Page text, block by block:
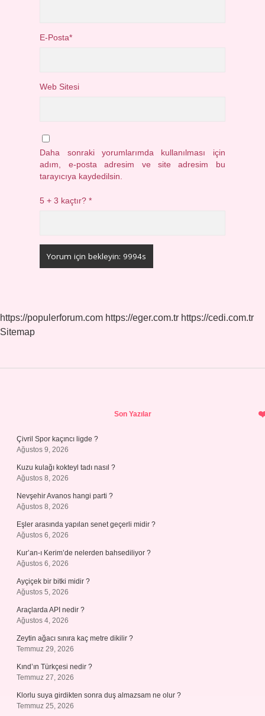
E-Posta*
Web Sitesi
Daha sonraki yorumlarımda kullanılması için
adım, e-posta adresim ve site adresim bu
tarayıcıya kaydedilsin.
5 + 3 kaçtır?*
https://populerforum.com https://eger.com.tr https://cedi.com.tr
Sitemap
Son Yazılar
Çivril Spor kaçıncı ligde ?
Ağustos 9, 2026
Kuzu kulağı kokteyl tadı nasıl ?
Ağustos 8, 2026
Nevşehir Avanos hangi parti ?
Ağustos 8, 2026
Eşler arasında yapılan senet geçerli midir ?
Ağustos 6, 2026
Kur’an-ı Kerim’de nelerden bahsediliyor ?
Ağustos 6, 2026
Ayçiçek bir bitki midir ?
Ağustos 5, 2026
Araçlarda API nedir ?
Ağustos 4, 2026
Zeytin ağacı sınıra kaç metre dikilir ?
Temmuz 29, 2026
Kınd’ın Türkçesi nedir ?
Temmuz 27, 2026
Klorlu suya girdikten sonra duş almazsam ne olur ?
Temmuz 25, 2026